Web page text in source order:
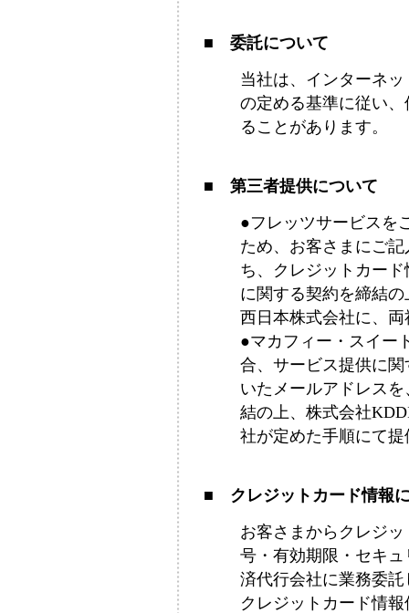
■ 委託について
当社は、インターネ
の定める基準に従い
ることがあります。
■ 第三者提供について
●フレッツサービスを
ため、お客さまにご
ち、クレジットカー
に関する契約を締結
西日本株式会社に、
●マカフィー・スイー
合、サービス提供に
いたメールアドレス
結の上、株式会社
社が定めた手順にて
■ クレジットカード情報
お客さまからクレジ
号・有効期限・セキ
済代行会社に業務委
クレジットカード情